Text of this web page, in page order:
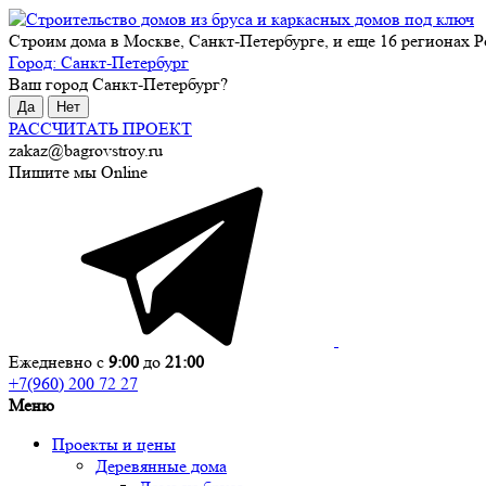
Строим дома в Москве, Санкт-Петербурге, и еще 16 регионах
Город: Санкт-Петербург
Ваш город Санкт-Петербург?
Да Нет
РАССЧИТАТЬ ПРОЕКТ
zakaz@bagrovstroy.ru
Пишите мы Online
Ежедневно с 9:00 до 21:00
+7(960) 200 72 27
Меню
Проекты и цены
Деревянные дома